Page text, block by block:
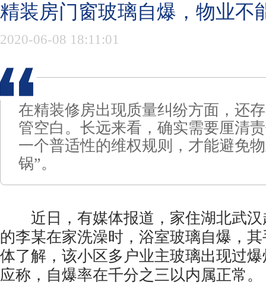
精装房门窗玻璃自爆，物业不
2020-06-08 18:11:01
在精装修房出现质量纠纷方面，还
管空白。长远来看，确实需要厘清
一个普适性的维权规则，才能避免
锅”。
近日，有媒体报道，家住湖北武汉
的李某在家洗澡时，浴室玻璃自爆，
体了解，该小区多户业主玻璃出现过
应称，自爆率在千分之三以内属正常。